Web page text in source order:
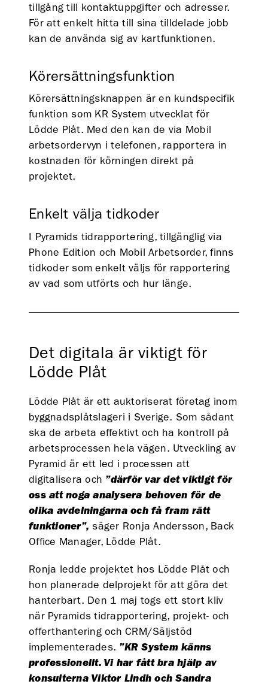
tillgång till kontaktuppgifter och adresser.
För att enkelt hitta till sina tilldelade jobb
kan de använda sig av kartfunktionen.
Körersättningsfunktion
Körersättningsknappen är en kundspecifik
funktion som KR System utvecklat för
Lödde Plåt. Med den kan de via Mobil
arbetsordervyn i telefonen, rapportera in
kostnaden för körningen direkt på
projektet.
Enkelt välja tidkoder
I Pyramids tidrapportering, tillgänglig via
Phone Edition och Mobil Arbetsorder, finns
tidkoder som enkelt väljs för rapportering
av vad som utförts och hur länge.
Det digitala är viktigt för
Lödde Plåt
Lödde Plåt är ett auktoriserat företag inom
byggnadsplåtslageri i Sverige. Som sådant
ska de arbeta effektivt och ha kontroll på
arbetsprocessen hela vägen. Utveckling av
Pyramid är ett led i processen att
digitalisera och ”därför var det viktigt för
oss att noga analysera behoven för de
olika avdelningarna och få fram rätt
funktioner”, säger Ronja Andersson, Back
Office Manager, Lödde Plåt.
Ronja ledde projektet hos Lödde Plåt och
hon planerade delprojekt för att göra det
hanterbart. Den 1 maj togs ett stort kliv
när Pyramids tidrapportering, projekt- och
offerthantering och CRM/Säljstöd
implementerades. ”KR System känns
professionellt. Vi har fått bra hjälp av
konsulterna Viktor Lindh och Sandra